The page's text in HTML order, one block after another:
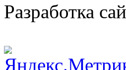
Разработка